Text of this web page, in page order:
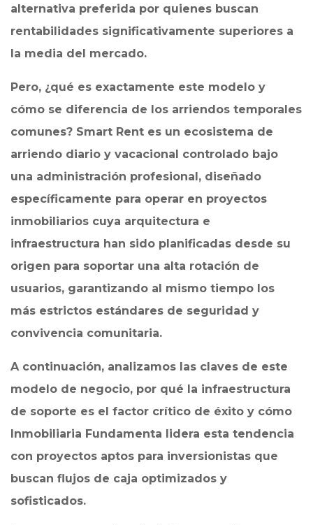
alternativa preferida por quienes buscan
rentabilidades significativamente superiores a
la media del mercado.
Pero, ¿qué es exactamente este modelo y
cómo se diferencia de los arriendos temporales
comunes? Smart Rent es un ecosistema de
arriendo diario y vacacional controlado bajo
una administración profesional, diseñado
específicamente para operar en proyectos
inmobiliarios cuya arquitectura e
infraestructura han sido planificadas desde su
origen para soportar una alta rotación de
usuarios, garantizando al mismo tiempo los
más estrictos estándares de seguridad y
convivencia comunitaria.
A continuación, analizamos las claves de este
modelo de negocio, por qué la infraestructura
de soporte es el factor crítico de éxito y cómo
Inmobiliaria Fundamenta lidera esta tendencia
con proyectos aptos para inversionistas que
buscan flujos de caja optimizados y
sofisticados.